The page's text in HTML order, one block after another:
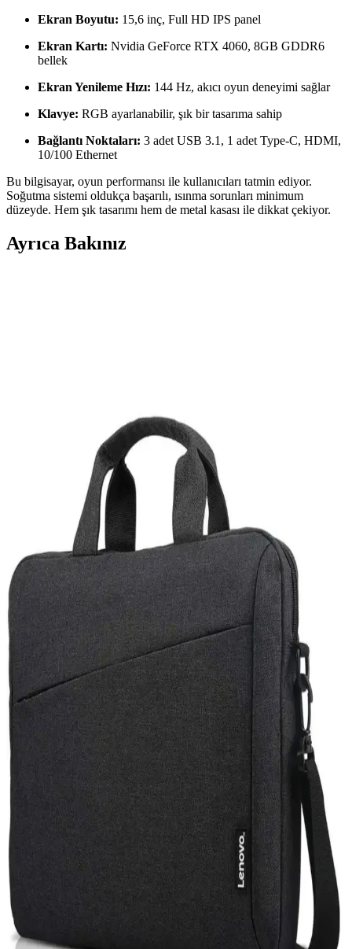
Ekran Boyutu: 15,6 inç, Full HD IPS panel
Ekran Kartı: Nvidia GeForce RTX 4060, 8GB GDDR6
bellek
Ekran Yenileme Hızı: 144 Hz, akıcı oyun deneyimi sağlar
Klavye: RGB ayarlanabilir, şık bir tasarıma sahip
Bağlantı Noktaları: 3 adet USB 3.1, 1 adet Type-C, HDMI,
10/100 Ethernet
Bu bilgisayar, oyun performansı ile kullanıcıları tatmin ediyor.
Soğutma sistemi oldukça başarılı, ısınma sorunları minimum
düzeyde. Hem şık tasarımı hem de metal kasası ile dikkat çekiyor.
Ayrıca Bakınız
USB Flash Sürücüleri ve Karşılaşılan Problemler
Hakkında Kapsamlı Bilgi
USB flash sürücüleri kullanırken yaşanan tanıma ve erişim
sorunlarının nedenleri ve çözümleri hakkında kapsamlı bilgi. Port
değişimi, disk yönetimi ve sürücü güncellemeleri gibi temel adımlar
Oyun Dizüstü Bilgisayarı Seçimi: Bütçe ve
Performansa Göre Modeller ve Öneriler
Oyun dizüstü bilgisayarı seçimi, bütçe ve performans beklentilerine
göre değişir. Acer, ASUS, Lenovo gibi markaların farklı
segmentlerdeki modelleri ve teknik özellikleri detaylıca inceleniyor.
Güncel Teknolojik Gelişmeler ve Windows
Güncellemelerinin Cihaz Performansına Etkisi
Güncellemeler, cihaz performansı ve güvenliği için kritik olup,
Windows sistemleri otomatik veya manuel güncelleme
seçenekleriyle kullanıcılara esneklik sunar.
iPhone 15 Pro ve Mac Entegrasyonu: Güncel
Teknolojide Yeni Bir Dönem
iPhone 15 Pro ve Mac'in entegre özellikleri, gelişmiş tasarım ve
performans ile kullanıcıların deneyimini artırıyor, ekosistem
avantajlarıyla günlük ve profesyonel kullanımda fark yaratıyor.
Acer Oyuncu Laptopları: Yüksek Performans ve
Dayanıklılık Sunan Modeller
Acer'ın oyuncu laptopları yüksek grafik gücü ve gelişmiş
donanımlarıyla öne çıkar. Predator serisi ile profesyonel kullanım ve
oyun performansı bir arada sunulur, uygun fiyat ve çeşitli modellerle
erişilebilirlik sağlar.